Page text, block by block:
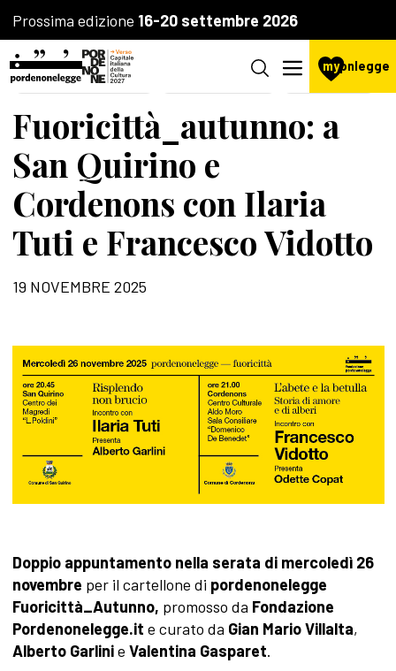
Prossima edizione 16-20 settembre 2026
mypnlegge
AGENZIA CULTURALE
IL FESTIVAL
Fuoricittà_autunno: a
San Quirino e
Cordenons con Ilaria
Tuti e Francesco Vidotto
19 NOVEMBRE 2025
Doppio appuntamento nella serata di mercoledì 26
novembre per il cartellone di pordenonelegge
Fuoricittà_Autunno, promosso da Fondazione
Pordenonelegge.it e curato da Gian Mario Villalta,
Alberto Garlinie Valentina Gasparet.